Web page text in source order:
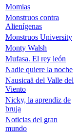
Momias
Monstruos contra
Alienígenas
Monstruos University
Monty Walsh
Mufasa. El rey león
Nadie quiere la noche
Nausicaä del Valle del
Viento
Nicky, la aprendiz de
bruja
Noticias del gran
mundo